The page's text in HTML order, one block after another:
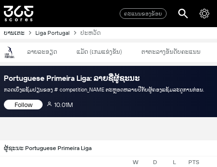
ຄະແນນຂອງຂ້ອຍ
ບານເຕະ Liga Portugal ປະຫວັດ
ລາຍລະອຽດ ແມັດ (ເກມແຂ່ງຂັນ) ຕາຕະລາງອັນດັບຄະແນນ
Portuguese Primeira Liga: ລາຍຊື່ຜູ້ຊະນະ
ກວດເບິ່ງແຊ້ມປຽນຂອງ # competition_NAME ຕະຫຼອດຫລາຍປີກັບຜູ້ຄອງແຊ້ມລະດູການກ່ອນ.
Follow 10.01M
ຜູ້ຊະນະ Portuguese Primeira Liga
W D L PTS